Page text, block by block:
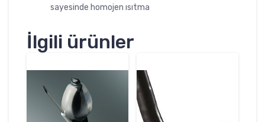
sayesinde homojen ısıtma
İlgili ürünler